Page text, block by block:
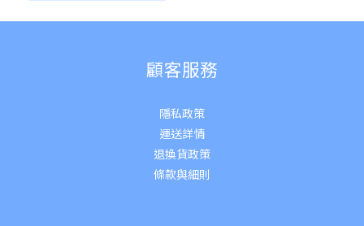
顧客服務
隱私政策
運送詳情
退換貨政策
條款與細則